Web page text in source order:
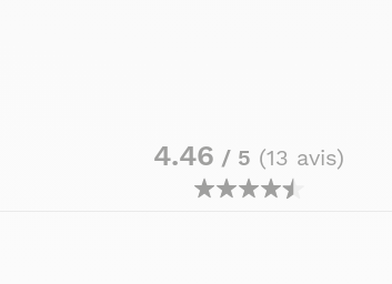
4.46 / 5 (13 avis)